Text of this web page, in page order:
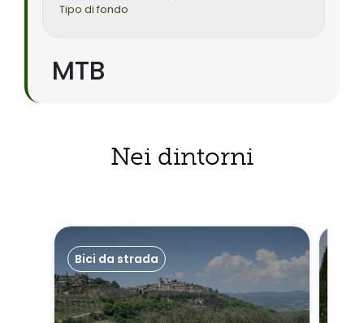
Tipo di fondo
MTB
Nei dintorni
Bici da strada